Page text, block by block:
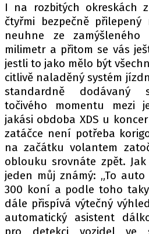
I na rozbitých okreskách
čtyřmi bezpečně
neuhne ze
milimetr a přitom se vás
jestli to jako mělo být
citlivě naladěný systém
standardně dodávaný
točivého momentu mezi
jakási obdoba XDS u
zatáčce není potřeba
na začátku volantem
oblouku srovnáte zpět.
jeden můj známý: „To
300 koní a podle toho taky
dále přispívá výtečný
automatický asistent